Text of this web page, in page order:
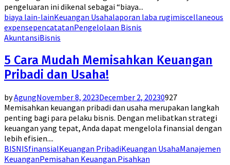
pengeluaran ini dikenal sebagai “biaya...
biaya lain-lainKeuangan Usahalaporan laba rugimiscellaneous
expensepencatatanPengelolaan Bisnis
AkuntansiBisnis
5 Cara Mudah Memisahkan Keuangan
Pribadi dan Usaha!
byAgungNovember 8, 2023December 2, 20230927
Memisahkan keuangan pribadi dan usaha merupakan langkah
penting bagi para pelaku bisnis. Dengan melibatkan strategi
keuangan yang tepat, Anda dapat mengelola finansial dengan
lebih efisien....
BISNISfinansialKeuangan PribadiKeuangan UsahaManajemen
KeuanganPemisahan Keuangan.Pisahkan